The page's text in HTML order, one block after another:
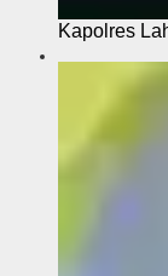
Kapolres